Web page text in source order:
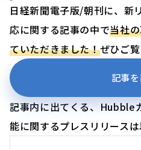
日経新聞電子版/朝刊に、新
応に関する記事の中で当社
ていただきました！ぜひご
記事
記事内に出てくる、Hubble
能に関するプレスリリース